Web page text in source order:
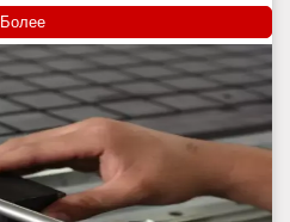
Более